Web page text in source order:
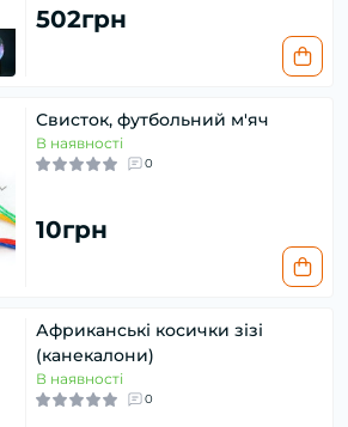
502грн
Свисток, футбольний м'яч
В наявності
0
10грн
Африканські косички зізі
(канекалони)
В наявності
0